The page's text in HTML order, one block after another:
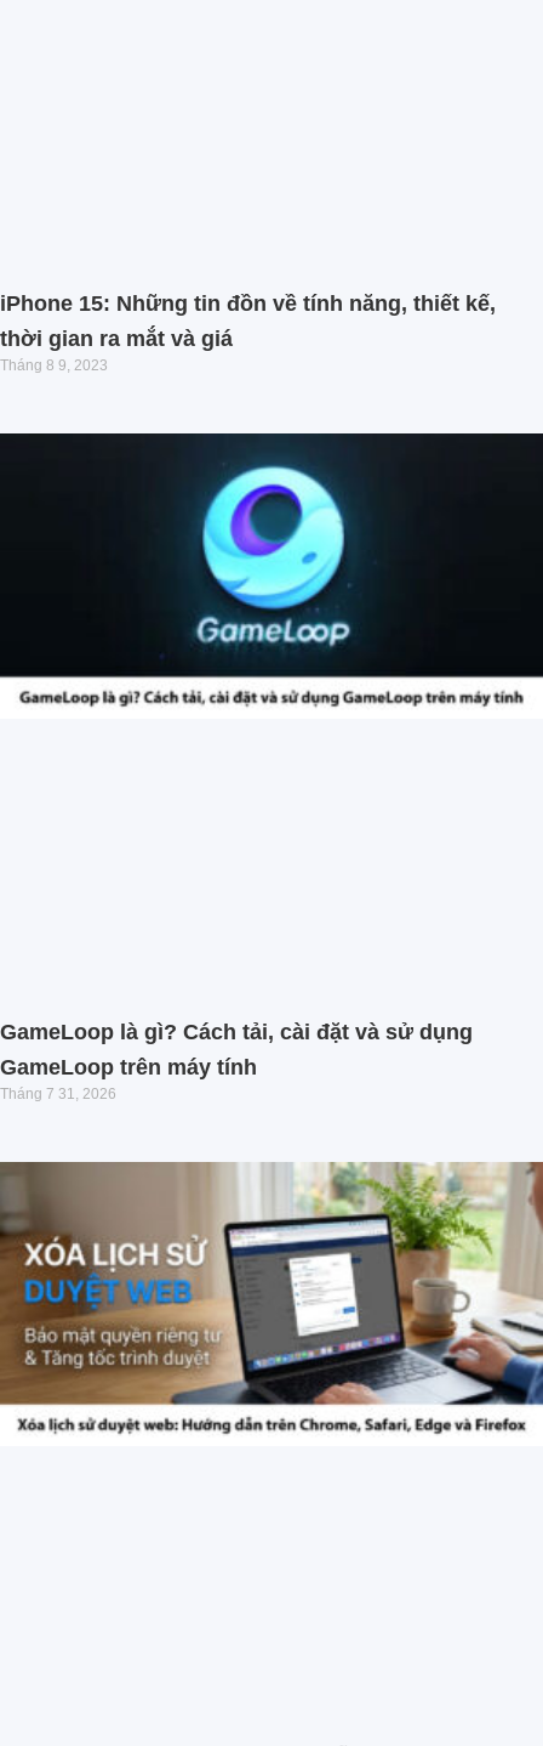
iPhone 15: Những tin đồn về tính năng, thiết kế,
thời gian ra mắt và giá
Tháng 8 9, 2023
GameLoop là gì? Cách tải, cài đặt và sử dụng
GameLoop trên máy tính
Tháng 7 31, 2026